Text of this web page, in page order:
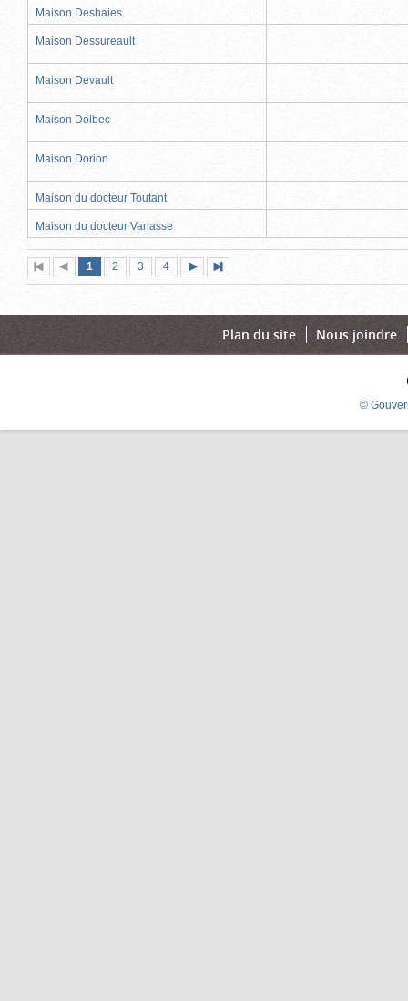
Maison Deshaies
Maison Dessureault
Maison Devault
Maison Dolbec
Maison Dorion
Maison du docteur Toutant
Maison du docteur Vanasse
Première
page
Page
précédente
Page
1 (page
actuelle)
Page
2 Page
3 Page
4
suivante
page
Plan du site Nous joindre
©